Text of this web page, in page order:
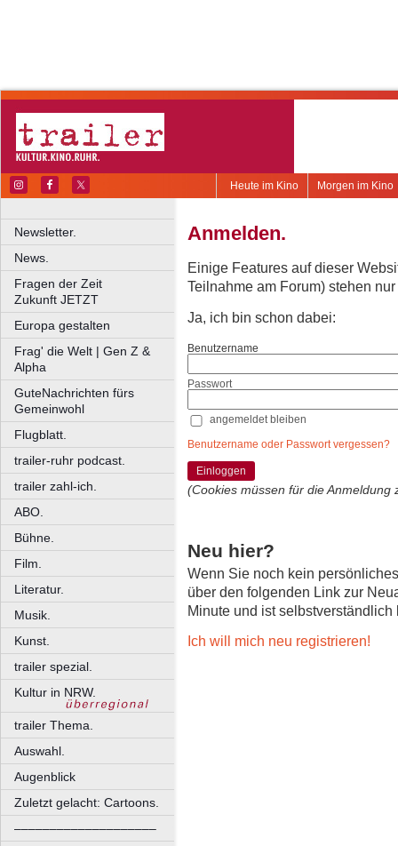
Morgen im Kino
Heute im Kino
Newsletter.
News.
Fragen der Zeit
Zukunft JETZT
Europa gestalten
Frag' die Welt | Gen Z &
Alpha
GuteNachrichten fürs
Gemeinwohl
Flugblatt.
trailer-ruhr podcast.
trailer zahl-ich.
ABO.
Bühne.
Film.
Literatur.
Musik.
Kunst.
trailer spezial.
Kultur in NRW.
trailer Thema.
Auswahl.
Augenblick
Zuletzt gelacht: Cartoons.
––––––––––––––––––––
Anmelden.
Einige Features auf dieser
Teilnahme am Forum) stehen
Ja, ich bin schon dabei:
Benutzername
Passwort
angemeldet bleiben
Benutzername oder Passwort vergessen?
Einloggen
(Cookies müssen für die Anmeldung
Neu hier?
Wenn Sie noch kein
über den folgenden Link zur
Minute und ist selbstverständlich
Ich will mich neu registrieren!